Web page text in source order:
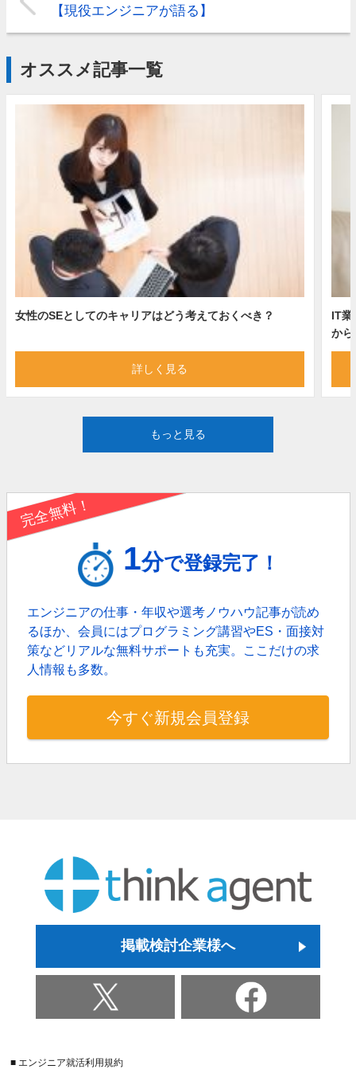
【現役エンジニアが語る】
オススメ記事一覧
女性のSEとしてのキャリアはどう考えておくべき？
詳しく見る
IT業
から
もっと見る
完全無料！
1分で登録完了！
エンジニアの仕事・年収や選考ノウハウ記事が読め
るほか、会員にはプログラミング講習やES・面接対
策などリアルな無料サポートも充実。 ここだけの求
人情報も多数。
今すぐ新規会員登録
掲載検討企業様へ
■ エンジニア就活利用規約